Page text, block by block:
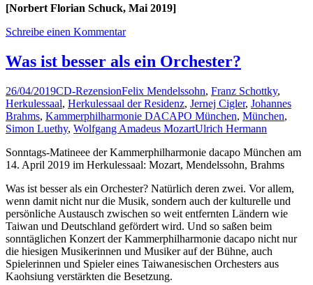
[Norbert Florian Schuck, Mai 2019]
Schreibe einen Kommentar
Was ist besser als ein Orchester?
26/04/2019CD-RezensionFelix Mendelssohn, Franz Schottky,
Herkulessaal, Herkulessaal der Residenz, Jernej Cigler, Johannes
Brahms, Kammerphilharmonie DACAPO München, München,
Simon Luethy, Wolfgang Amadeus MozartUlrich Hermann
Sonntags-Matineee der Kammerphilharmonie dacapo München am
14. April 2019 im Herkulessaal: Mozart, Mendelssohn, Brahms
Was ist besser als ein Orchester? Natürlich deren zwei. Vor allem,
wenn damit nicht nur die Musik, sondern auch der kulturelle und
persönliche Austausch zwischen so weit entfernten Ländern wie
Taiwan und Deutschland gefördert wird. Und so saßen beim
sonntäglichen Konzert der Kammerphilharmonie dacapo nicht nur
die hiesigen Musikerinnen und Musiker auf der Bühne, auch
Spielerinnen und Spieler eines Taiwanesischen Orchesters aus
Kaohsiung verstärkten die Besetzung.